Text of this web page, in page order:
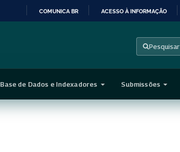
CONTEÚDO
COMUNICA BR ACESSO À INFORMAÇÃO
Pesquisar
Base de Dados e Indexadores Submissões